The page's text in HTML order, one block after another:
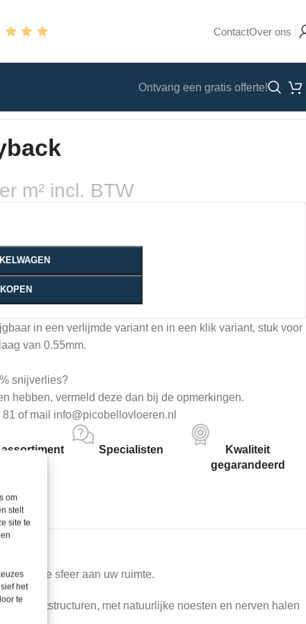
om
stelt
site te
het
te
ContactOver ons
Ontvang een gratis offerte!
m² incl. BTW
in een verlijmde variant en in een klik variant, stuk voor
van 0.55mm.
snijverlies?
hebben, vermeld deze dan bij de opmerkingen.
of mail info@picobellovloeren.nl
assortiment Specialisten
Kwaliteit
gegarandeerd
sfeer aan uw ruimte.
houtstructuren, met natuurlijke noesten en nerven halen